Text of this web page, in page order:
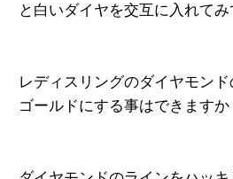
と白いダイヤを交互に入れてみ
レディスリングのダイヤモン
ゴールドにする事はできますか